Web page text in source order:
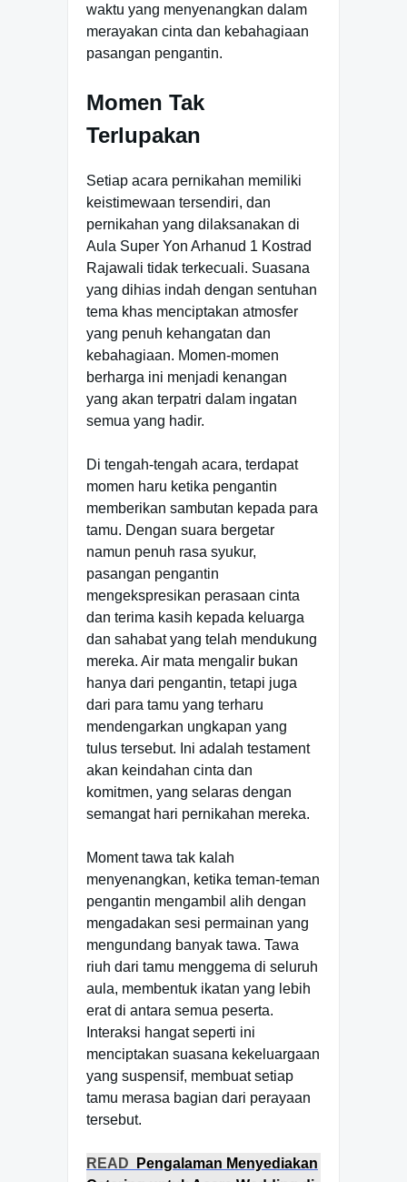
waktu yang menyenangkan dalam
merayakan cinta dan kebahagiaan
pasangan pengantin.
Momen Tak
Terlupakan
Setiap acara pernikahan memiliki
keistimewaan tersendiri, dan
pernikahan yang dilaksanakan di
Aula Super Yon Arhanud 1 Kostrad
Rajawali tidak terkecuali. Suasana
yang dihias indah dengan sentuhan
tema khas menciptakan atmosfer
yang penuh kehangatan dan
kebahagiaan. Momen-momen
berharga ini menjadi kenangan
yang akan terpatri dalam ingatan
semua yang hadir.
Di tengah-tengah acara, terdapat
momen haru ketika pengantin
memberikan sambutan kepada para
tamu. Dengan suara bergetar
namun penuh rasa syukur,
pasangan pengantin
mengekspresikan perasaan cinta
dan terima kasih kepada keluarga
dan sahabat yang telah mendukung
mereka. Air mata mengalir bukan
hanya dari pengantin, tetapi juga
dari para tamu yang terharu
mendengarkan ungkapan yang
tulus tersebut. Ini adalah testament
akan keindahan cinta dan
komitmen, yang selaras dengan
semangat hari pernikahan mereka.
Moment tawa tak kalah
menyenangkan, ketika teman-teman
pengantin mengambil alih dengan
mengadakan sesi permainan yang
mengundang banyak tawa. Tawa
riuh dari tamu menggema di seluruh
aula, membentuk ikatan yang lebih
erat di antara semua peserta.
Interaksi hangat seperti ini
menciptakan suasana kekeluargaan
yang suspensif, membuat setiap
tamu merasa bagian dari perayaan
tersebut.
READ
Pengalaman Menyediakan